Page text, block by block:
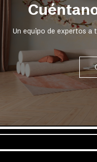
Un equipo de expertos a